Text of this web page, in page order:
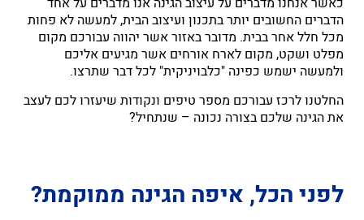
הדברים החשובים יותר בתכנון ועיצוב הבית, למעשה לא פחות
מכל חלל אחר בבית. מדובר באזור אשר יהווה עבורכם מקום
מפלט ושקט, מקום לארח אורחים אשר מגיעים אליכם
ולמעשה ישמש כפינה "כלבויניקית" לכל דבר שתרצו.
החלטנו לרכז עבורכם מספר טיפים ונקודות שיעזרו לכם לעצב
את הגינה שלכם בצורה נכונה – שנתחיל?
לפני הכל, איפה הגינה ממוקמת?